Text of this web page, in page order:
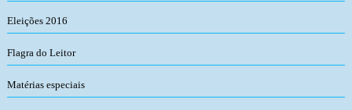
Eleições 2016
Flagra do Leitor
Matérias especiais